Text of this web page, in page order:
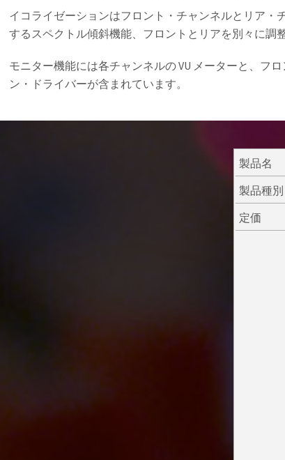
イコライゼーションはフロント・チャンネルとリア
するスペクトル傾斜機能、フロントとリアを別々に調
モニター機能には各チャンネルの VU メーターと、フ
ン・ドライバーが含まれています。
製品名
製品種別
定価